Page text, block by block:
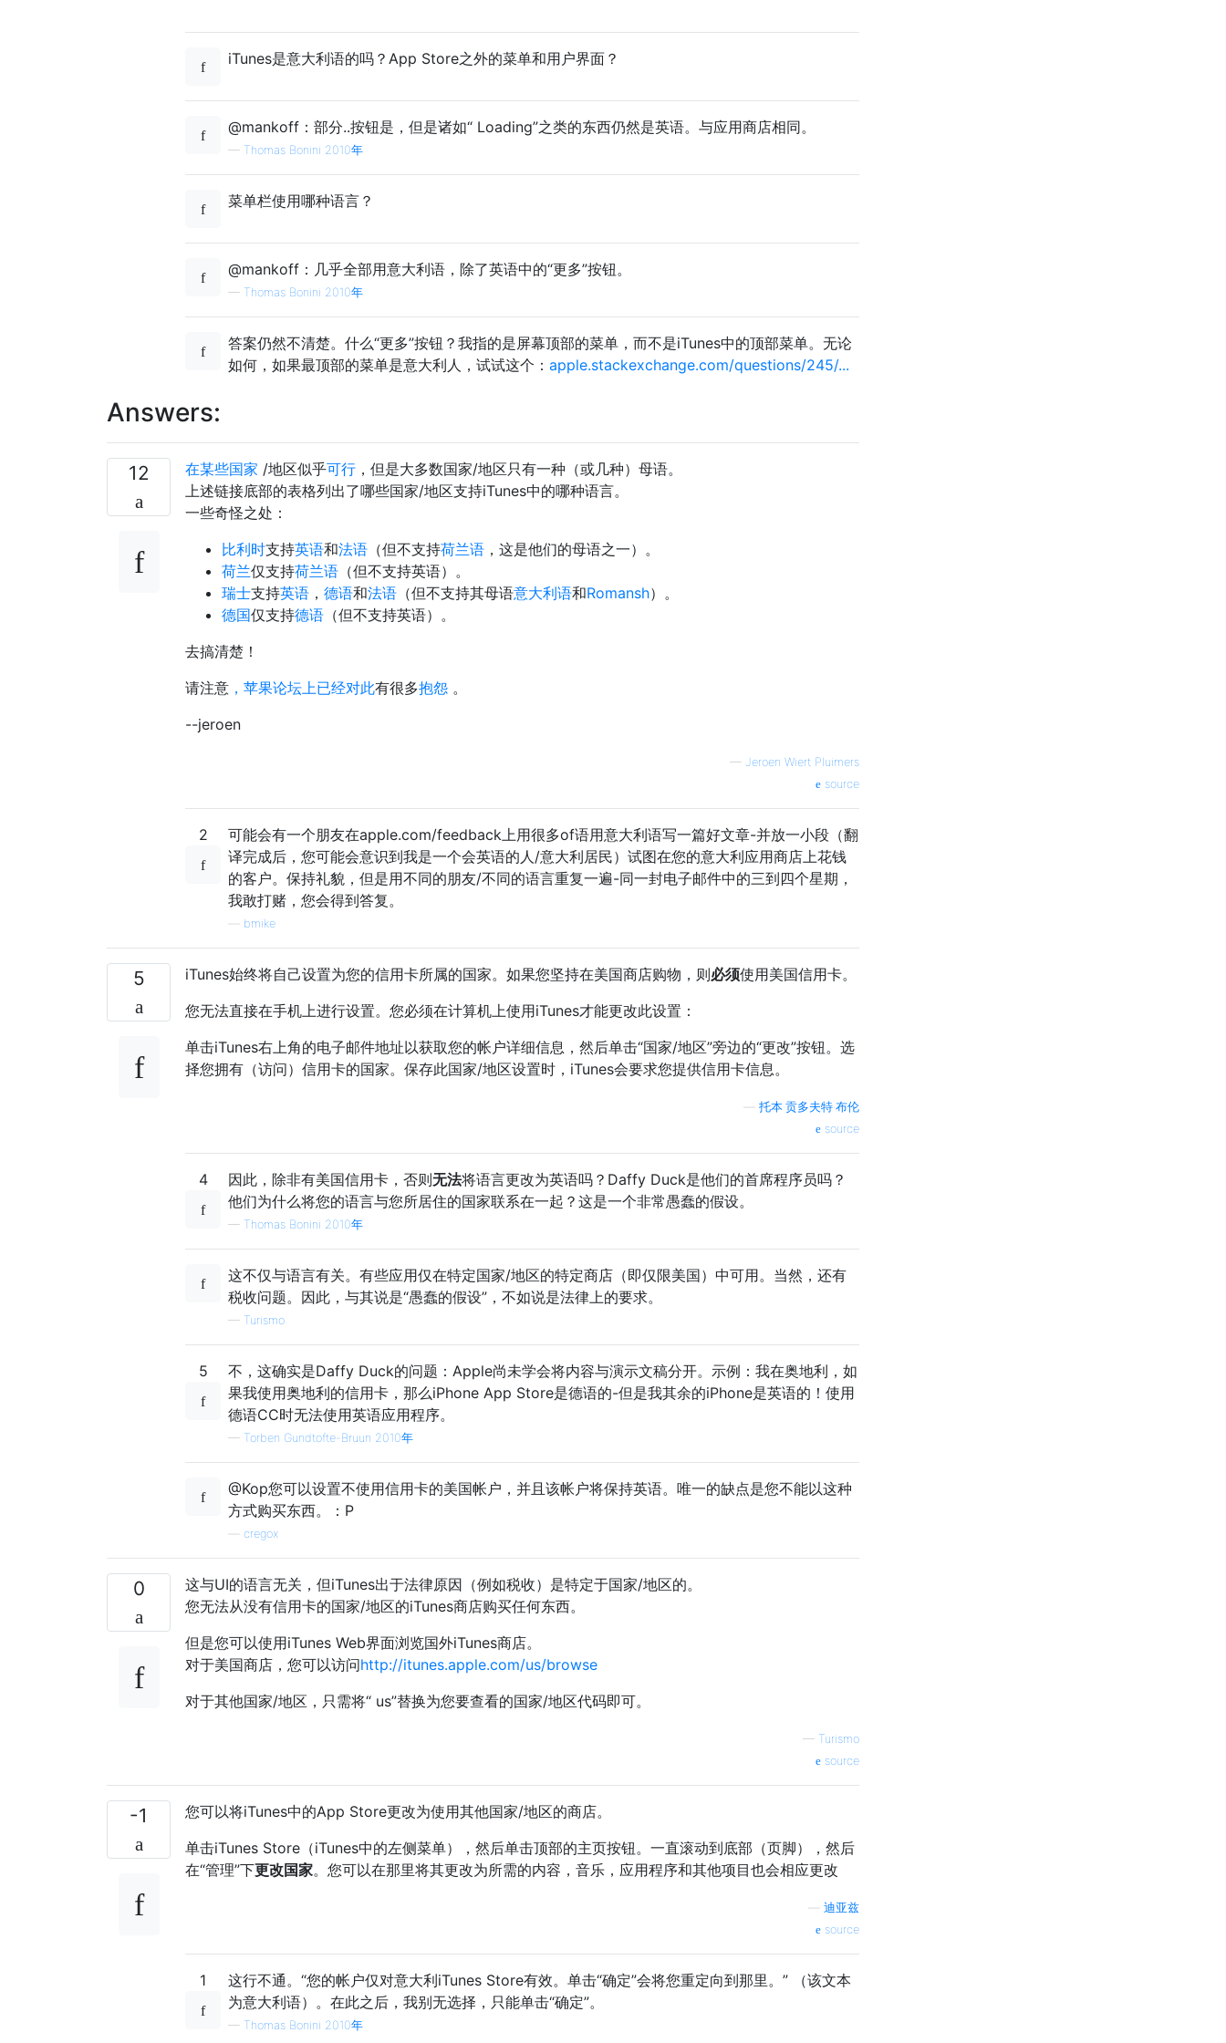
iTunes是意大利语的吗？App Store之外的菜单和用户界面？
@mankoff：部分..按钮是，但是诸如“ Loading”之类的东西仍然是英语。与应用商店相同。
— Thomas Bonini 2010年
菜单栏使用哪种语言？
@mankoff：几乎全部用意大利语，除了英语中的“更多”按钮。
— Thomas Bonini 2010年
答案仍然不清楚。什么“更多”按钮？我指的是屏幕顶部的菜单，而不是iTunes中的顶部菜单。无论
如何，如果最顶部的菜单是意大利人，试试这个： apple.stackexchange.com/questions/245/...
Answers:
12 在某些国家 /地区似乎可行 ，但是大多数国家/地区只有一种（或几种）母语。
上述链接底部的表格列出了哪些国家/地区支持iTunes中的哪种语言。
一些奇怪之处：
比利时支持英语和法语 （但不支持荷兰语 ，这是他们的母语之一）。
荷兰仅支持荷兰语 （但不支持英语）。
瑞士支持英语 ， 德语和法语 （但不支持其母语意大利语和Romansh）。
德国仅支持德语 （但不支持英语）。
去搞清楚！
请注意 ，苹果论坛上已经对此有很多抱怨 。
--jeroen
— Jeroen Wiert Pluimers
source
2
可能会有一个朋友在apple.com/feedback上用很多of语用意大利语写一篇好文章-并放一小段（翻
译完成后，您可能会意识到我是一个会英语的人/意大利居民）试图在您的意大利应用商店上花钱
的客户。保持礼貌，但是用不同的朋友/不同的语言重复一遍-同一封电子邮件中的三到四个星期，
我敢打赌，您会得到答复。
bmike
5 iTunes始终将自己设置为您的信用卡所属的国家。如果您坚持在美国商店购物，则必须使用美国信用卡。
您无法直接在手机上进行设置。您必须在计算机上使用iTunes才能更改此设置：
单击iTunes右上角的电子邮件地址以获取您的帐户详细信息，然后单击“国家/地区”旁边的“更改”按钮。选
择您拥有（访问）信用卡的国家。保存此国家/地区设置时，iTunes会要求您提供信用卡信息。
托本·贡多夫特·布伦
source
4 因此，除非有美国信用卡，否则无法将语言更改为英语吗？Daffy Duck是他们的首席程序员吗？
他们为什么将您的语言与您所居住的国家联系在一起？这是一个非常愚蠢的假设。
— Thomas Bonini 2010年
这不仅与语言有关。有些应用仅在特定国家/地区的特定商店（即仅限美国）中可用。当然，还有
税收问题。因此，与其说是“愚蠢的假设”，不如说是法律上的要求。
— Turismo
5
不，这确实是Daffy Duck的问题：Apple尚未学会将内容与演示文稿分开。示例：我在奥地利，如
果我使用奥地利的信用卡，那么iPhone App Store是德语的-但是我其余的iPhone是英语的！使用
德语CC时无法使用英语应用程序。
— Torben Gundtofte-Bruun 2010年
@Kop您可以设置不使用信用卡的美国帐户，并且该帐户将保持英语。唯一的缺点是您不能以这种
方式购买东西。：P
cregox
0
这与UI的语言无关，但iTunes出于法律原因（例如税收）是特定于国家/地区的。
您无法从没有信用卡的国家/地区的iTunes商店购买任何东西。
但是您可以使用iTunes Web界面浏览国外iTunes商店。
对于美国商店，您可以访问http://itunes.apple.com/us/browse
对于其他国家/地区，只需将“ us”替换为您要查看的国家/地区代码即可。
— Turismo
source
-1
您可以将iTunes中的App Store更改为使用其他国家/地区的商店。
单击iTunes Store（iTunes中的左侧菜单），然后单击顶部的主页按钮。一直滚动到底部（页脚），然后
在“管理”下更改国家。您可以在那里将其更改为所需的内容，音乐，应用程序和其他项目也会相应更改
迪亚兹
source
1
这行不通。“您的帐户仅对意大利iTunes Store有效。单击“确定”会将您重定向到那里。” （该文本
为意大利语）。在此之后，我别无选择，只能单击“确定”。
— Thomas Bonini 2010年